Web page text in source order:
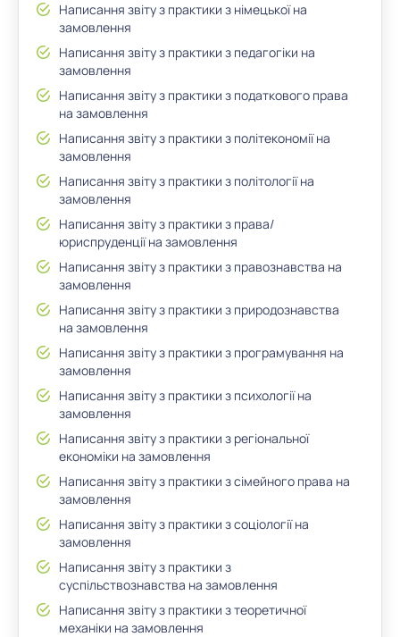
Написання звіту з практики з німецької на
замовлення
Написання звіту з практики з педагогіки на
замовлення
Написання звіту з практики з податкового права
на замовлення
Написання звіту з практики з політекономії на
замовлення
Написання звіту з практики з політології на
замовлення
Написання звіту з практики з права/
юриспруденції на замовлення
Написання звіту з практики з правознавства на
замовлення
Написання звіту з практики з природознавства
на замовлення
Написання звіту з практики з програмування на
замовлення
Написання звіту з практики з психології на
замовлення
Написання звіту з практики з регіональної
економіки на замовлення
Написання звіту з практики з сімейного права на
замовлення
Написання звіту з практики з соціології на
замовлення
Написання звіту з практики з
суспільствознавства на замовлення
Написання звіту з практики з теоретичної
механіки на замовлення